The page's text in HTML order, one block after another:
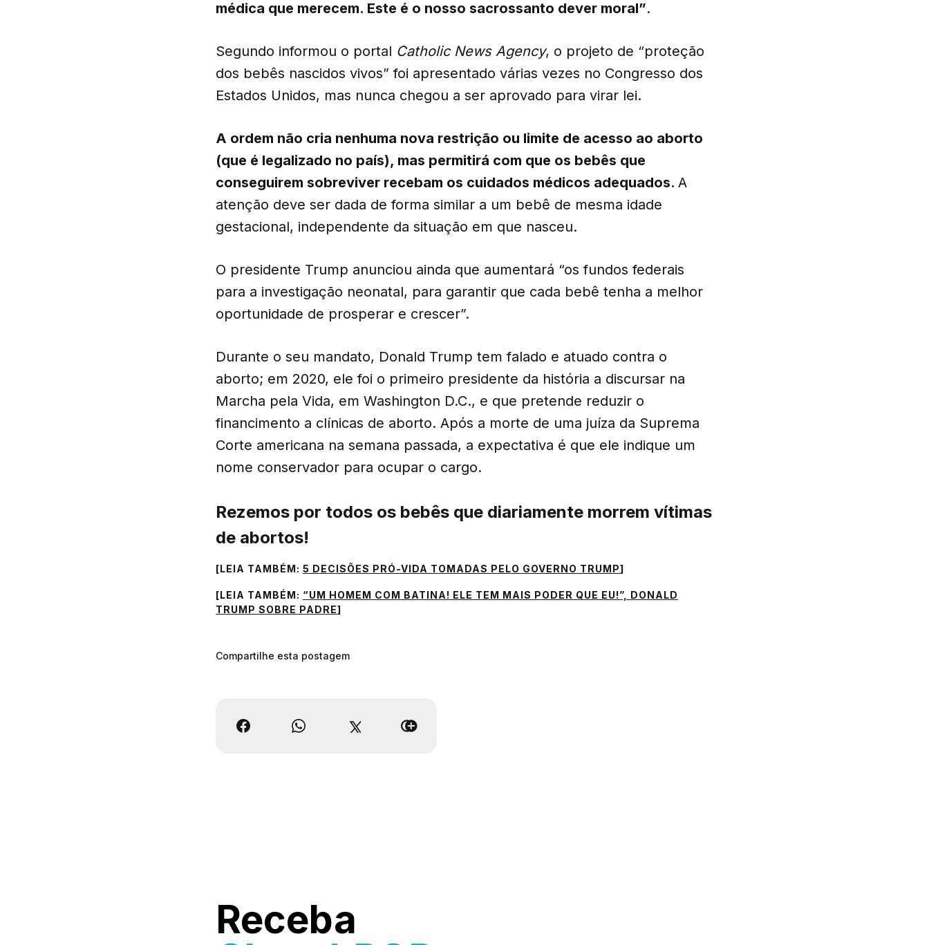
médica que merecem. Este é o nosso sacrossanto dever moral”.
Segundo informou o portal Catholic News Agency, o projeto de “proteção
dos bebês nascidos vivos” foi apresentado várias vezes no Congresso dos
Estados Unidos, mas nunca chegou a ser aprovado para virar lei.
A ordem não cria nenhuma nova restrição ou limite de acesso ao aborto
(que é legalizado no país), mas permitirá com que os bebês que
conseguirem sobreviver recebam os cuidados médicos adequados. A
atenção deve ser dada de forma similar a um bebê de mesma idade
gestacional, independente da situação em que nasceu.
O presidente Trump anunciou ainda que aumentará “os fundos federais
para a investigação neonatal, para garantir que cada bebê tenha a melhor
oportunidade de prosperar e crescer”.
Durante o seu mandato, Donald Trump tem falado e atuado contra o
aborto; em 2020, ele foi o primeiro presidente da história a discursar na
Marcha pela Vida, em Washington D.C., e que pretende reduzir o
financimento a clínicas de aborto. Após a morte de uma juíza da Suprema
Corte americana na semana passada, a expectativa é que ele indique um
nome conservador para ocupar o cargo.
Rezemos por todos os bebês que diariamente morrem vítimas
de abortos!
[LEIA TAMBÉM: 5 DECISÕES PRÓ-VIDA TOMADAS PELO GOVERNO TRUMP]
[LEIA TAMBÉM: “UM HOMEM COM BATINA! ELE TEM MAIS PODER QUE EU!”, DONALD
TRUMP SOBRE PADRE]
Compartilhe esta postagem
Receba